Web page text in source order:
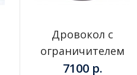
Дровокол с
ограничителем
7100 р.